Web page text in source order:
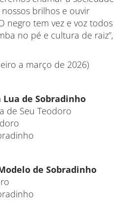
brilhos e ouvir
negro tem vez e voz todos
no pé e cultura de raiz”,
a março de 2026)
Lua de Sobradinho
de Seu Teodoro
de Sobradinho